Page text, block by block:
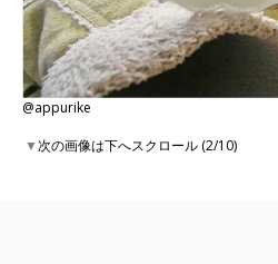
@appurike
▼次の画像は下へスクロール (2/10)